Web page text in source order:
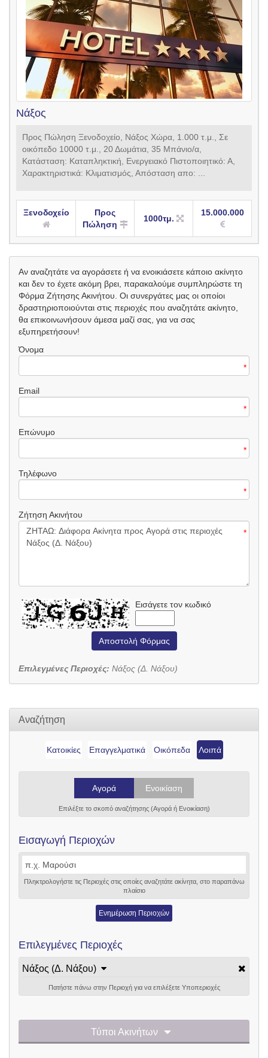
Νάξος
Προς Πώληση Ξενοδοχείο, Νάξος Χώρα, 1.000 τ.μ., Σε
οικόπεδο 10000 τ.μ., 20 Δωμάτια, 35 Μπάνιο/α,
Κατάσταση: Καταπληκτική, Ενεργειακό Πιστοποιητικό: Α,
Χαρακτηριστικά: Κλιματισμός, Απόσταση απο: ...
Ξενοδοχείο
Προς
Πώληση
1000τμ.
15.000.000
Αν αναζητάτε να αγοράσετε ή να ενοικιάσετε κάποιο ακίνητο
και δεν το έχετε ακόμη βρει, παρακαλούμε συμπληρώστε τη
Φόρμα Ζήτησης Ακινήτου. Οι συνεργάτες μας οι οποίοι
δραστηριοποιούνται στις περιοχές που αναζητάτε ακίνητο,
θα επικοινωνήσουν άμεσα μαζί σας, για να σας
εξυπηρετήσουν!
Όνομα
*
Email
*
Επώνυμο
*
Τηλέφωνο
*
Ζήτηση Ακινήτου
*
Εισάγετε τον κωδικό
Αποστολή Φόρμας
Επιλεγμένες Περιοχές: Νάξος (Δ. Νάξου)
Αναζήτηση
Κατοικίες Επαγγελματικά Οικόπεδα Λοιπά
Αγορά Ενοικίαση
Επιλέξτε το σκοπό αναζήτησης (Αγορά ή Ενοικίαση)
Εισαγωγή Περιοχών
Πληκτρολογήστε τις Περιοχές στις οποίες αναζητάτε ακίνητα, στο παραπάνω
πλαίσιο
Ενημέρωση Περιοχών
Επιλεγμένες Περιοχές
Νάξος (Δ. Νάξου)
Πατήστε πάνω στην Περιοχή για να επιλέξετε Υποπεριοχές
Τύποι Ακινήτων